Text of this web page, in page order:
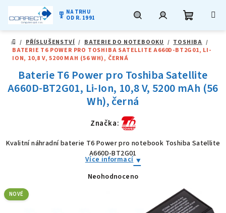
obsah
military_tech NA TRHU
OD R. 1991
DOMŮ
/ PŘÍSLUŠENSTVÍ / BATERIE DO NOTEBOOKU / TOSHIBA /
BATERIE T6 POWER PRO TOSHIBA SATELLITE A660D-BT2G01, LI-
ION, 10,8 V, 5200 MAH (56 WH), ČERNÁ
Baterie T6 Power pro Toshiba Satellite
A660D-BT2G01, Li-Ion, 10,8 V, 5200 mAh (56
Wh), černá
Značka:
Kvalitní náhradní baterie T6 Power pro notebook Toshiba Satellite
A660D-BT2G01
Více informací
Průměrné
Neohodnoceno
NOVÉ